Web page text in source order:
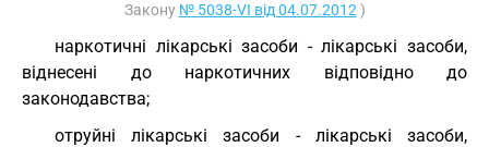
Закону № 5038-VI від 04.07.2012 )
наркотичні лікарські засоби - лікарські засоби,
віднесені до наркотичних відповідно до
законодавства;
отруйні лікарські засоби - лікарські засоби,